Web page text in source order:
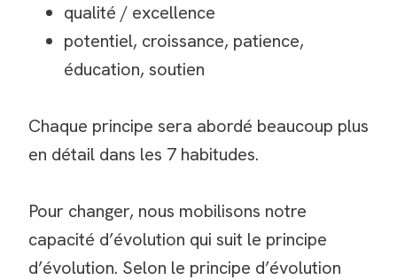
qualité / excellence
potentiel, croissance, patience,
éducation, soutien
Chaque principe sera abordé beaucoup plus
en détail dans les 7 habitudes.
Pour changer, nous mobilisons notre
capacité d’évolution qui suit le principe
d’évolution. Selon le principe d’évolution